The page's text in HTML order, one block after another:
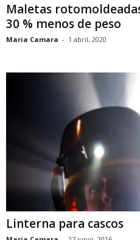
Maletas
30 % menos de peso
Maria Camara - 1 abril, 2020
Linterna para cascos